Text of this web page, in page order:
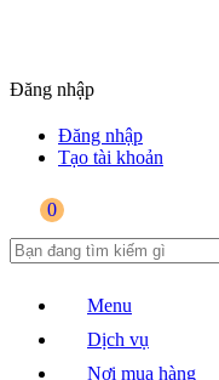
Đăng nhập
Đăng nhập
Tạo tài khoản
0
Menu
Dịch vụ
Nơi mua hàng